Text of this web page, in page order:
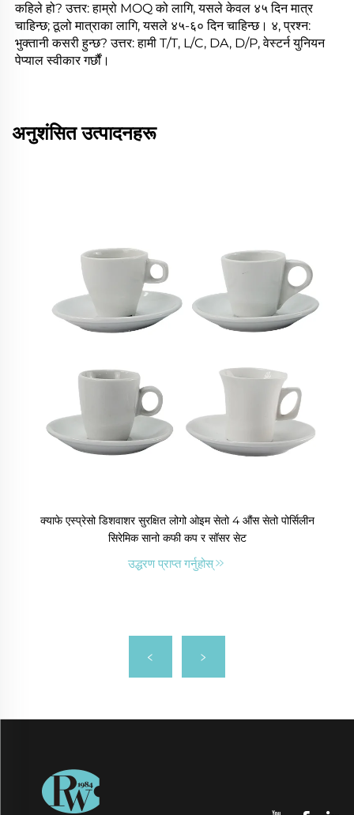
कहिले हो? उत्तर: हाम्रो MOQ को लागि, यसले केवल ४५ दिन मात्र
चाहिन्छ; ठूलो मात्राका लागि, यसले ४५-६० दिन चाहिन्छ। ४, प्रश्न:
भुक्तानी कसरी हुन्छ? उत्तर: हामी T/T, L/C, DA, D/P, वेस्टर्न युनियन
पेप्याल स्वीकार गर्छौं।
अनुशंसित उत्पादनहरू
क्याफे एस्प्रेसो डिशवाशर सुरक्षित लोगो ओइम सेतो 4 औंस सेतो पोर्सिलीन
सिरेमिक सानो कफी कप र सॉसर सेट
उद्धरण प्राप्त गर्नुहोस्